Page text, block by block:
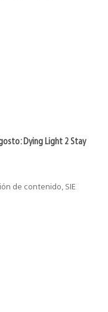
Dying Light 2 Stay
de contenido, SIE